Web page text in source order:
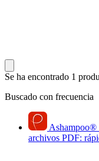
Se ha encontrado 1
Buscado con frecuencia
Ashampoo®
archivos PDF: